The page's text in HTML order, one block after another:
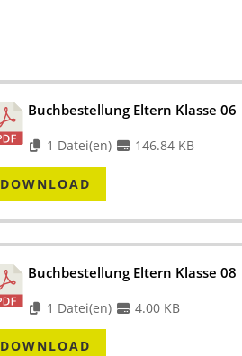
Buchbestellung Eltern Klasse 06
1 Datei(en) 146.84 KB
DOWNLOAD
Buchbestellung Eltern Klasse 08
1 Datei(en) 4.00 KB
DOWNLOAD